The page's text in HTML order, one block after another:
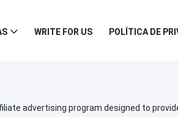
WRITE FOR US POLÍTICA DE
advertising program designed to